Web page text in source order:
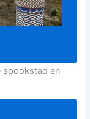
spookstad en